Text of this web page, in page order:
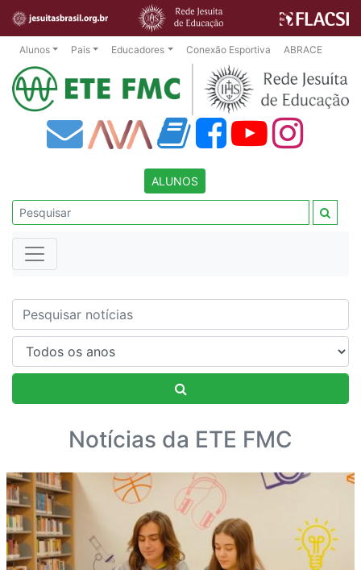
Alunos Pais Educadores Conexão Esportiva ABRACE
ALUNOS
Nome
Notícias da ETE FMC